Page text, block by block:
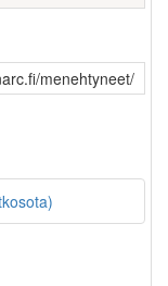
menehtyneet/